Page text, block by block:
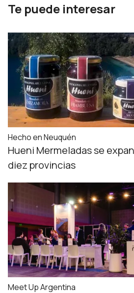
Te puede interesar
Hecho en Neuquén
Hueni Mermeladas se
diez provincias
Meet Up Argentina